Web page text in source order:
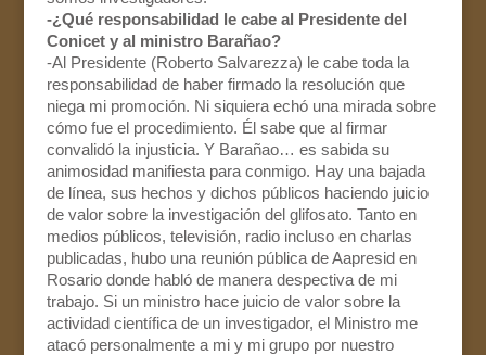
-¿Qué responsabilidad le cabe al Presidente del
Conicet y al ministro Barañao?
-Al Presidente (Roberto Salvarezza) le cabe toda la
responsabilidad de haber firmado la resolución que
niega mi promoción. Ni siquiera echó una mirada sobre
cómo fue el procedimiento. Él sabe que al firmar
convalidó la injusticia. Y Barañao… es sabida su
animosidad manifiesta para conmigo. Hay una bajada
de línea, sus hechos y dichos públicos haciendo juicio
de valor sobre la investigación del glifosato. Tanto en
medios públicos, televisión, radio incluso en charlas
publicadas, hubo una reunión pública de Aapresid en
Rosario donde habló de manera despectiva de mi
trabajo. Si un ministro hace juicio de valor sobre la
actividad científica de un investigador, el Ministro me
atacó personalmente a mi y mi grupo por nuestro